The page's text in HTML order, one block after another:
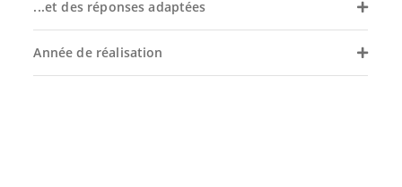
...et des réponses adaptées
Année de réalisation